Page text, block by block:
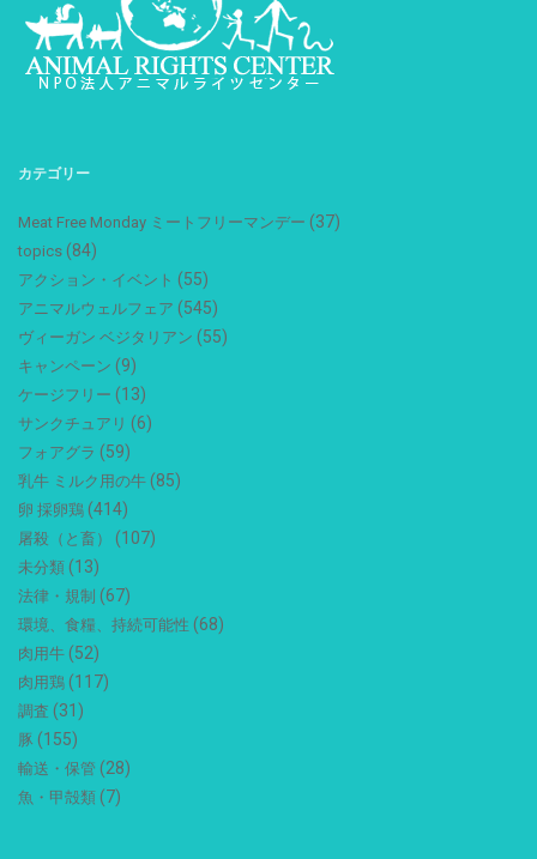
カテゴリー
Meat Free Monday ミートフリーマンデー (37)
topics (84)
アクション・イベント (55)
アニマルウェルフェア (545)
ヴィーガン ベジタリアン (55)
キャンペーン (9)
ケージフリー (13)
サンクチュアリ (6)
フォアグラ (59)
乳牛 ミルク用の牛 (85)
卵 採卵鶏 (414)
屠殺（と畜） (107)
未分類 (13)
法律・規制 (67)
環境、食糧、持続可能性 (68)
肉用牛 (52)
肉用鶏 (117)
調査 (31)
豚 (155)
輸送・保管 (28)
魚・甲殻類 (7)